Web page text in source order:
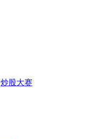
炒股大赛